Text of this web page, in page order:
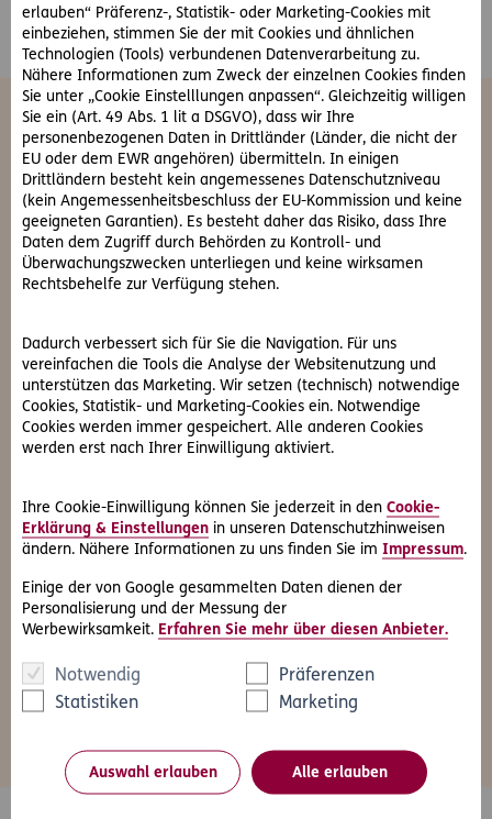
erlauben“ Präferenz-, Statistik- oder Marketing-Cookies mit
einbeziehen, stimmen Sie der mit Cookies und ähnlichen
Technologien (Tools) verbundenen Datenverarbeitung zu.
Nähere Informationen zum Zweck der einzelnen Cookies finden
Sie unter „Cookie Einstelllungen anpassen“. Gleichzeitig willigen
Sie ein (Art. 49 Abs. 1 lit a DSGVO), dass wir Ihre
personenbezogenen Daten in Drittländer (Länder, die nicht der
EU oder dem EWR angehören) übermitteln. In einigen
Drittländern besteht kein angemessenes Datenschutzniveau
(kein Angemessenheitsbeschluss der EU-Kommission und keine
geeigneten Garantien). Es besteht daher das Risiko, dass Ihre
Daten dem Zugriff durch Behörden zu Kontroll- und
Überwachungszwecken unterliegen und keine wirksamen
Rechtsbehelfe zur Verfügung stehen.
Dadurch verbessert sich für Sie die Navigation. Für uns
vereinfachen die Tools die Analyse der Websitenutzung und
unterstützen das Marketing. Wir setzen (technisch) notwendige
Cookies, Statistik- und Marketing-Cookies ein. Notwendige
Cookies werden immer gespeichert. Alle anderen Cookies
werden erst nach Ihrer Einwilligung aktiviert.
Ihre Cookie-Einwilligung können Sie jederzeit in den Cookie-
Erklärung & Einstellungen in unseren Datenschutzhinweisen
ändern. Nähere Informationen zu uns finden Sie im Impressum.
Einige der von Google gesammelten Daten dienen der
Personalisierung und der Messung der
Werbewirksamkeit. Erfahren Sie mehr über diesen Anbieter.
Notwendig
Präferenzen
Statistiken
Marketing
Auswahl erlauben Alle erlauben
Häufige Fragen
Wer muss für die Kosten einer Bestattung
aufkommen?
Ab welchem Alter kann man eine
Wann erhalten Bezugsberechtigte die
Auszahlung?
diese umgesetzt werden?
Wann endet die ERGO Bestattungsvorsorge?
Mehr anzeigen